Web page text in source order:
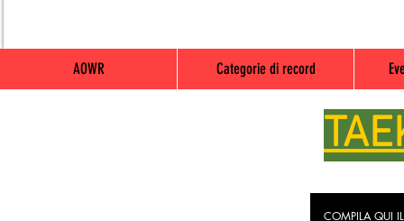
AOWR Categorie di record
COMPILA QUI